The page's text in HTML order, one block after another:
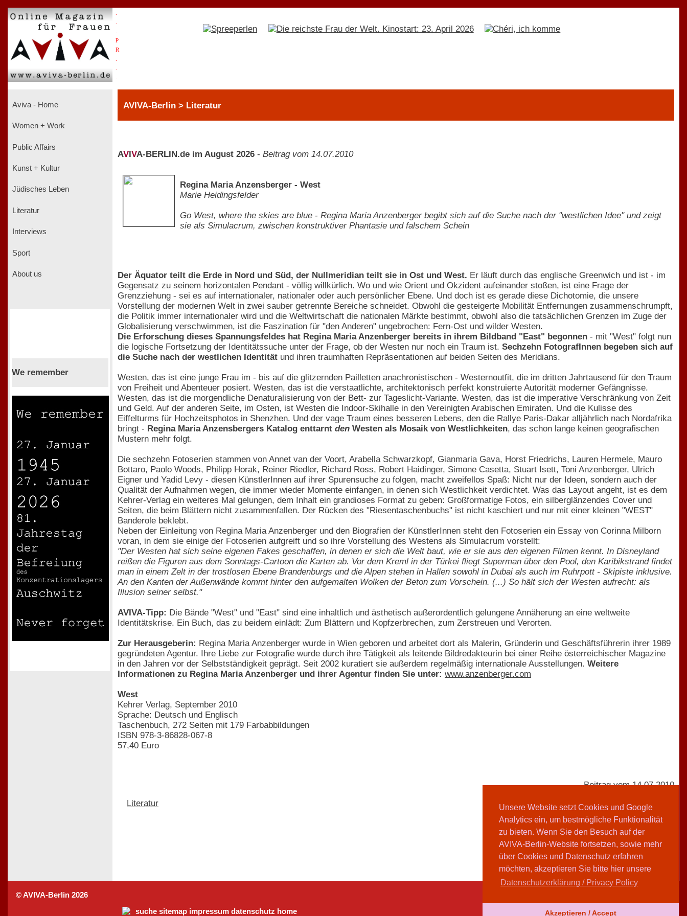
Unsere Website setzt Cookies und Google
Analytics ein, um bestmögliche Funktionalität
zu bieten. Wenn Sie den Besuch auf der
AVIVA-Berlin-Website fortsetzen, sowie mehr
über Cookies und Datenschutz erfahren
möchten, akzeptieren Sie bitte hier unsere
Datenschutzerklärung / Privacy Policy
Akzeptieren / Accept
P
R
Aviva - Home
Women + Work
Public Affairs
Kunst + Kultur
Jüdisches Leben
Literatur
Interviews
Sport
About us
We remember
AVIVA-Berlin > Literatur
AV VA-BERLIN.de im August 2026 - Beitrag vom 14.07.2010
Regina Maria Anzensberger - West
Marie Heidingsfelder
Go West, where the skies are blue - Regina Maria Anzenberger begibt sich auf die Suche nach der "westlichen Idee" und zeigt
sie als Simulacrum, zwischen konstruktiver Phantasie und falschem Schein
Der Äquator teilt die Erde in Nord und Süd, der Nullmeridian teilt sie in Ost und West. Er läuft durch das englische Greenwich und ist - im
Gegensatz zu seinem horizontalen Pendant - völlig willkürlich. Wo und wie Orient und Okzident aufeinander stoßen, ist eine Frage der
Grenzziehung - sei es auf internationaler, nationaler oder auch persönlicher Ebene. Und doch ist es gerade diese Dichotomie, die unsere
Vorstellung der modernen Welt in zwei sauber getrennte Bereiche schneidet. Obwohl die gesteigerte Mobilität Entfernungen zusammenschrumpft,
die Politik immer internationaler wird und die Weltwirtschaft die nationalen Märkte bestimmt, obwohl also die tatsächlichen Grenzen im Zuge der
Globalisierung verschwimmen, ist die Faszination für "den Anderen" ungebrochen: Fern-Ost und wilder Westen.
Die Erforschung dieses Spannungsfeldes hat Regina Maria Anzenberger bereits in ihrem Bildband "East" begonnen - mit "West" folgt nun
die logische Fortsetzung der Identitätssuche unter der Frage, ob der Westen nur noch ein Traum ist. Sechzehn FotografInnen begeben sich auf
die Suche nach der westlichen Identität und ihren traumhaften Repräsentationen auf beiden Seiten des Meridians.
Westen, das ist eine junge Frau im - bis auf die glitzernden Pailletten anachronistischen - Westernoutfit, die im dritten Jahrtausend für den Traum
von Freiheit und Abenteuer posiert. Westen, das ist die verstaatlichte, architektonisch perfekt konstruierte Autorität moderner Gefängnisse.
Westen, das ist die morgendliche Denaturalisierung von der Bett- zur Tageslicht-Variante. Westen, das ist die imperative Verschränkung von Zeit
und Geld. Auf der anderen Seite, im Osten, ist Westen die Indoor-Skihalle in den Vereinigten Arabischen Emiraten. Und die Kulisse des
Eiffelturms für Hochzeitsphotos in Shenzhen. Und der vage Traum eines besseren Lebens, den die Rallye Paris-Dakar alljährlich nach Nordafrika
bringt - Regina Maria Anzensbergers Katalog enttarnt den Westen als Mosaik von Westlichkeiten, das schon lange keinen geografischen
Mustern mehr folgt.
Die sechzehn Fotoserien stammen von Annet van der Voort, Arabella Schwarzkopf, Gianmaria Gava, Horst Friedrichs, Lauren Hermele, Mauro
Bottaro, Paolo Woods, Philipp Horak, Reiner Riedler, Richard Ross, Robert Haidinger, Simone Casetta, Stuart Isett, Toni Anzenberger, Ulrich
Eigner und Yadid Levy - diesen KünstlerInnen auf ihrer Spurensuche zu folgen, macht zweifellos Spaß: Nicht nur der Ideen, sondern auch der
Qualität der Aufnahmen wegen, die immer wieder Momente einfangen, in denen sich Westlichkeit verdichtet. Was das Layout angeht, ist es dem
Kehrer-Verlag ein weiteres Mal gelungen, dem Inhalt ein grandioses Format zu geben: Großformatige Fotos, ein silberglänzendes Cover und
Seiten, die beim Blättern nicht zusammenfallen. Der Rücken des "Riesentaschenbuchs" ist nicht kaschiert und nur mit einer kleinen "WEST"
Banderole beklebt.
Neben der Einleitung von Regina Maria Anzenberger und den Biografien der KünstlerInnen steht den Fotoserien ein Essay von Corinna Milborn
voran, in dem sie einige der Fotoserien aufgreift und so ihre Vorstellung des Westens als Simulacrum vorstellt:
"Der Westen hat sich seine eigenen Fakes geschaffen, in denen er sich die Welt baut, wie er sie aus den eigenen Filmen kennt. In Disneyland
reißen die Figuren aus dem Sonntags-Cartoon die Karten ab. Vor dem Kreml in der Türkei fliegt Superman über den Pool, den Karibikstrand findet
man in einem Zelt in der trostlosen Ebene Brandenburgs und die Alpen stehen in Hallen sowohl in Dubai als auch im Ruhrpott - Skipiste inklusive.
An den Kanten der Außenwände kommt hinter den aufgemalten Wolken der Beton zum Vorschein. (...) So hält sich der Westen aufrecht: als
Illusion seiner selbst."
AVIVA-Tipp: Die Bände "West" und "East" sind eine inhaltlich und ästhetisch außerordentlich gelungene Annäherung an eine weltweite
Identitätskrise. Ein Buch, das zu beidem einlädt: Zum Blättern und Kopfzerbrechen, zum Zerstreuen und Verorten.
Zur Herausgeberin: Regina Maria Anzenberger wurde in Wien geboren und arbeitet dort als Malerin, Gründerin und Geschäftsführerin ihrer 1989
gegründeten Agentur. Ihre Liebe zur Fotografie wurde durch ihre Tätigkeit als leitende Bildredakteurin bei einer Reihe österreichischer Magazine
in den Jahren vor der Selbstständigkeit geprägt. Seit 2002 kuratiert sie außerdem regelmäßig internationale Ausstellungen. Weitere
Informationen zu Regina Maria Anzenberger und ihrer Agentur finden Sie unter: www.anzenberger.com
West
Kehrer Verlag, September 2010
Sprache: Deutsch und Englisch
Taschenbuch, 272 Seiten mit 179 Farbabbildungen
ISBN 978-3-86828-067-8
57,40 Euro
Literatur
Beitrag vom 14.07.2010
AVIVA-Redaktion
Teilen
© AVIVA-Berlin 2026
suche sitemap impressum datenschutz home